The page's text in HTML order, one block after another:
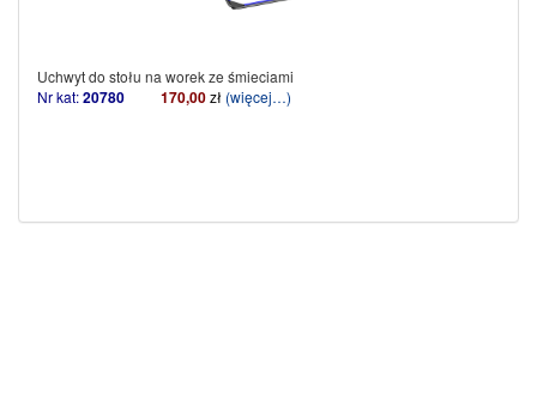
Uchwyt do stołu na worek ze śmieciami
Nr kat:20780 170,00zł (więcej…)